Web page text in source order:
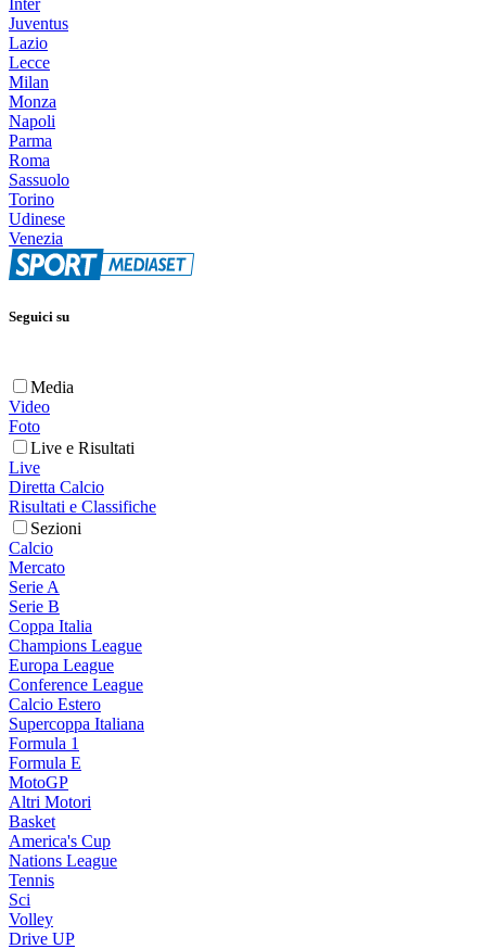
Juventus
Lazio
Lecce
Milan
Monza
Napoli
Parma
Roma
Sassuolo
Torino
Udinese
Venezia
Seguici su
Media
Video
Foto
Live e Risultati
Live
Diretta Calcio
Risultati e Classifiche
Sezioni
Calcio
Mercato
Serie A
Serie B
Coppa Italia
Champions League
Europa League
Conference League
Calcio Estero
Supercoppa Italiana
Formula 1
Formula E
MotoGP
Altri Motori
Basket
America's Cup
Nations League
Tennis
Sci
Volley
Drive UP